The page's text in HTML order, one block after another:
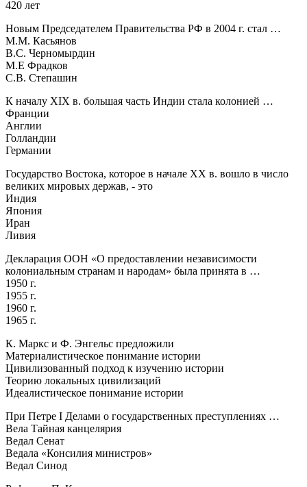
420 лет
Новым Председателем Правительства РФ в 2004 г. стал …
М.М. Касьянов
В.С. Черномырдин
М.Е Фрадков
С.В. Степашин
К началу XIX в. большая часть Индии стала колонией …
Франции
Англии
Голландии
Германии
Государство Востока, которое в начале ХХ в. вошло в число
великих мировых держав, - это
Индия
Япония
Иран
Ливия
Декларация ООН «О предоставлении независимости
колониальным странам и народам» была принята в …
1950 г.
1955 г.
1960 г.
1965 г.
К. Маркс и Ф. Энгельс предложили
Материалистическое понимание истории
Цивилизованный подход к изучению истории
Теорию локальных цивилизаций
Идеалистическое понимание истории
При Петре I Делами о государственных преступлениях …
Вела Тайная канцелярия
Ведал Сенат
Ведала «Консилия министров»
Ведал Синод